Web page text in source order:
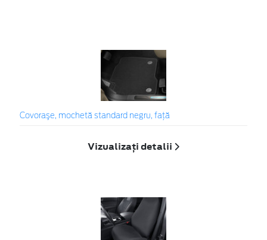
Covoraşe, mochetă standard negru, față
Vizualizați detalii